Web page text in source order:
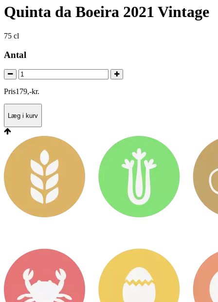
Quinta da Boeira 2021 Vintage
75 cl
Antal
Pris179,-kr.
Læg i kurv